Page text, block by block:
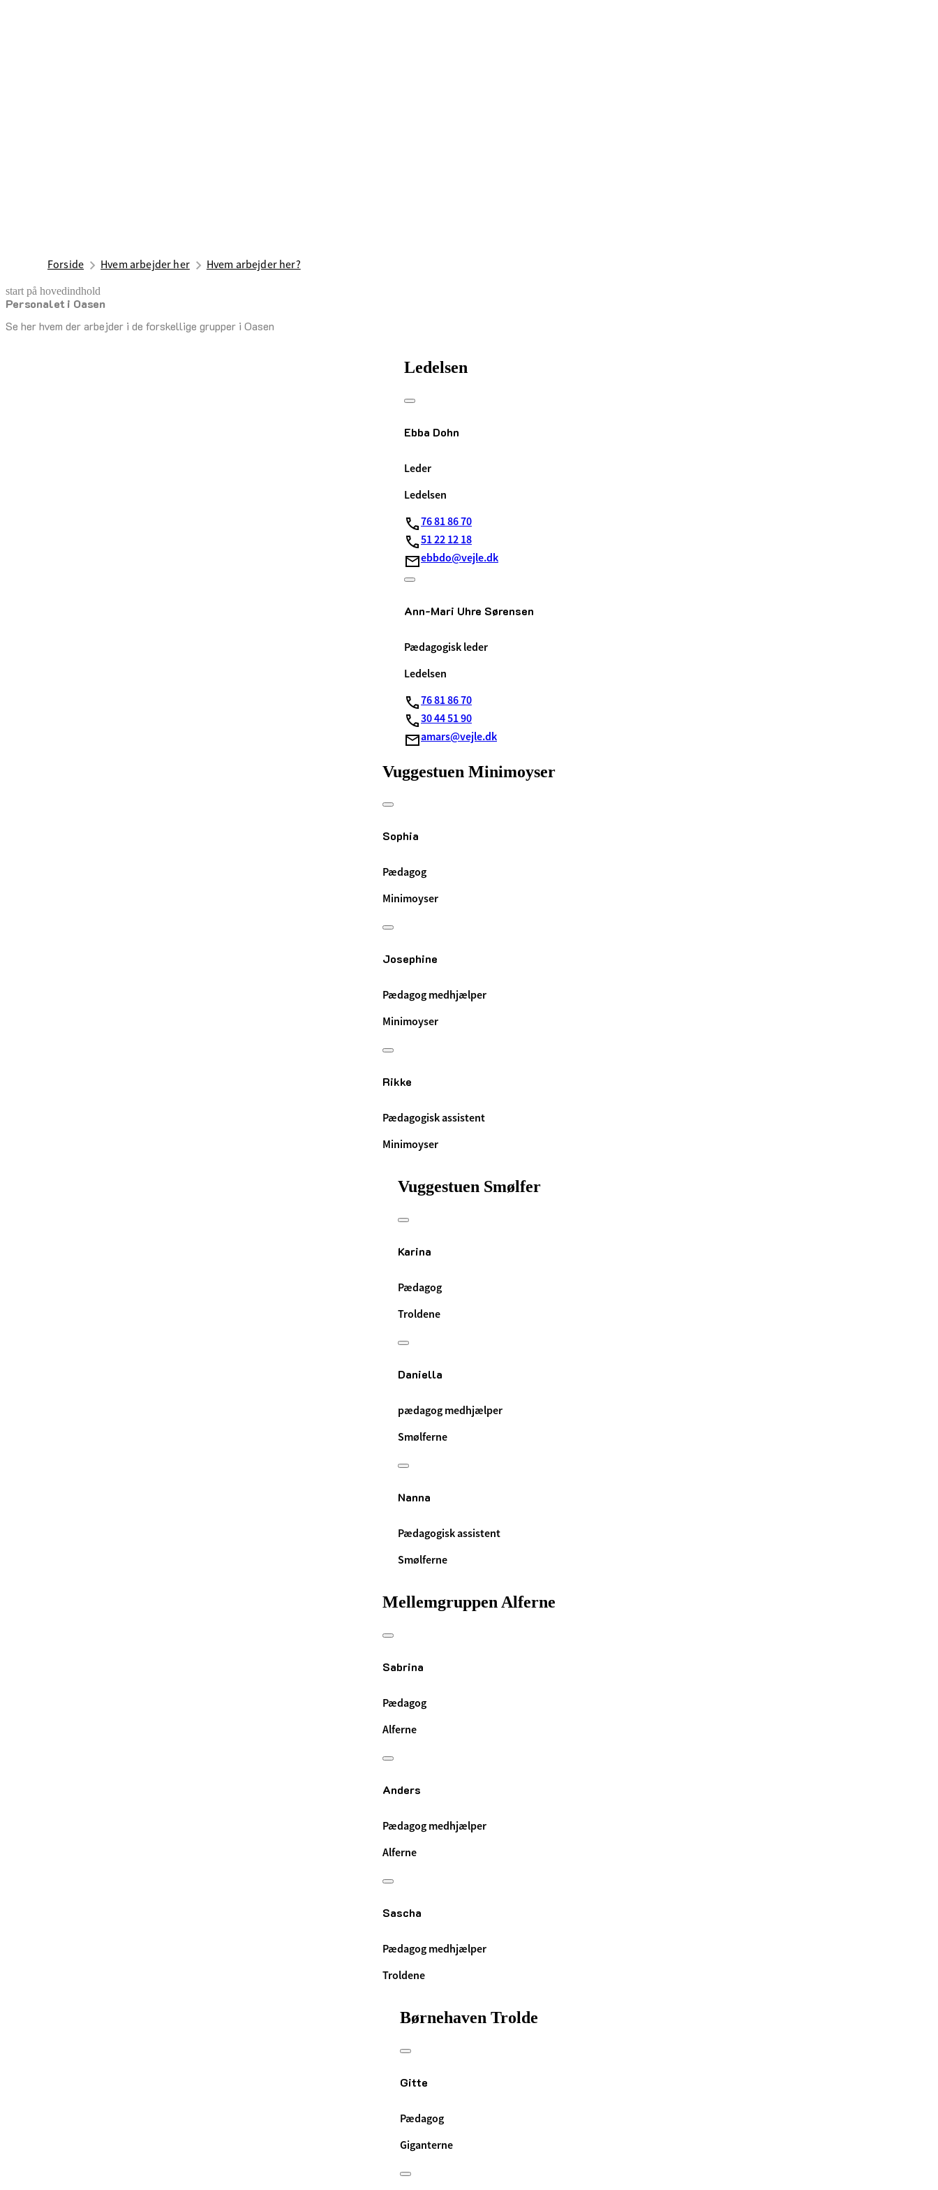
Forside Hvem arbejder her Hvem arbejder her?
start på hovedindhold
Personalet i Oasen
Se her hvem der arbejder i de forskellige grupper i Oasen
senest opdateret 9. juli 2026
Ledelsen
Ebba Dohn
Leder
Ledelsen
76 81 86 70
51 22 12 18
ebbdo@vejle.dk
Ann-Mari Uhre Sørensen
Pædagogisk leder
Ledelsen
76 81 86 70
30 44 51 90
amars@vejle.dk
Vuggestuen Minimoyser
Sophia
Pædagog
Minimoyser
Josephine
Pædagog medhjælper
Minimoyser
Rikke
Pædagogisk assistent
Minimoyser
Vuggestuen Smølfer
Karina
Pædagog
Troldene
Daniella
pædagog medhjælper
Smølferne
Nanna
Pædagogisk assistent
Smølferne
Mellemgruppen Alferne
Sabrina
Pædagog
Alferne
Anders
Pædagog medhjælper
Alferne
Sascha
Pædagog medhjælper
Troldene
Børnehaven Trolde
Gitte
Pædagog
Giganterne